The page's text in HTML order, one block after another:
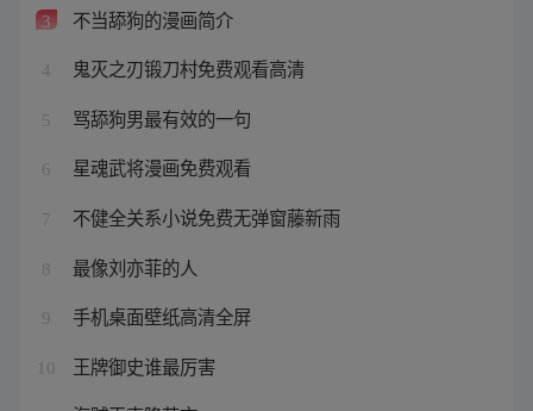
3 不当舔狗的漫画简介
4 鬼灭之刃锻刀村免费观看高清
5 骂舔狗男最有效的一句
6 星魂武将漫画免费观看
7 不健全关系小说免费无弹窗藤新雨
8 最像刘亦菲的人
9 手机桌面壁纸高清全屏
10 王牌御史谁最厉害